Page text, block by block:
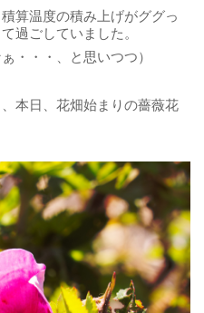
算温度の積み上げがググっ
過ごしていました。
・・・、と思いつつ）
本日、花畑始まりの薔薇花